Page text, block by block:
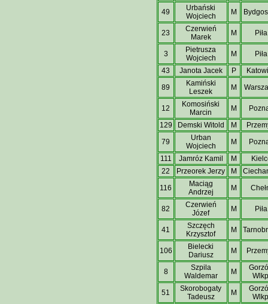
49
Urbański
Wojciech
M
23
Czerwień
Marek
M Piła
3
Pietrusza
Wojciech
M
Piła
43
Janota Jacek P
89
Kamiński
Leszek
M
12
Komosiński
Marcin
M
129
Demski Witold M
79
Urban
Wojciech
M
111
Jamróz Kamil M
22
Przeorek Jerzy M
116
Maciąg
Andrzej
M
82
Czerwień
Józef
M Piła
41
Szczęch
Krzysztof
M
106
Bielecki
Dariusz
M
8
Szpila
Waldemar
M
51
Skorobogaty
Tadeusz
M